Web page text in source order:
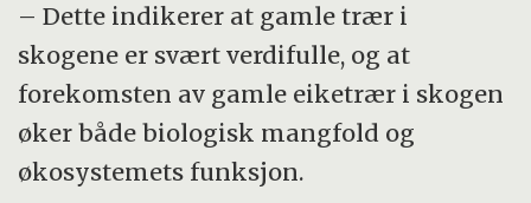
– Dette indikerer at gamle trær i
skogene er svært verdifulle, og at
forekomsten av gamle eiketrær i skogen
øker både biologisk mangfold og
økosystemets funksjon.